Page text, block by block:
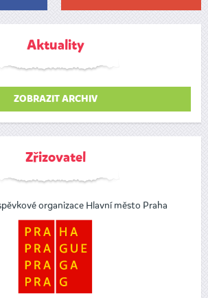
Aktuality
ZOBRAZIT ARCHIV
Zřizovatel
organizace Hlavní město Praha